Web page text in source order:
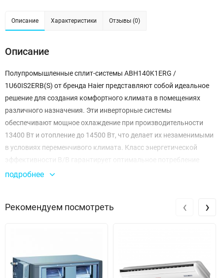
Описание Характеристики Отзывы (0)
Описание
Полупромышленные сплит-системы ABH140K1ERG /
1U60IS2ERB(S) от бренда Haier представляют собой идеальное
решение для создания комфортного климата в помещениях
различного назначения. Эти инверторные системы
обеспечивают мощное охлаждение при производительности
13400 Вт и отопление до 14500 Вт, что делает их незаменимыми
в условиях переменчивого климата. Класс энергетической
эффективности B/B гарантирует оптимальное потребление
электроэнергии, что, в свою очередь, снижает затраты на
Кассетные сплит-системы ABH140K1ERG оснащены
дБ(А) в режиме высокой скорости, что делает работу системы
тихой и незаметной. Внешний блок с уровнем шума 60 дБ(А)
подробнее
Рекомендуем посмотреть ‹ ›